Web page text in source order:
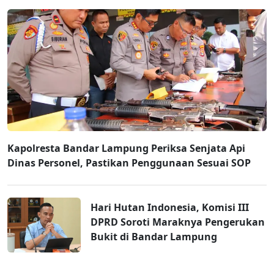
Kapolresta Bandar Lampung Periksa Senjata Api
Dinas Personel, Pastikan Penggunaan Sesuai SOP
Hari Hutan Indonesia, Komisi III
DPRD Soroti Maraknya Pengerukan
Bukit di Bandar Lampung